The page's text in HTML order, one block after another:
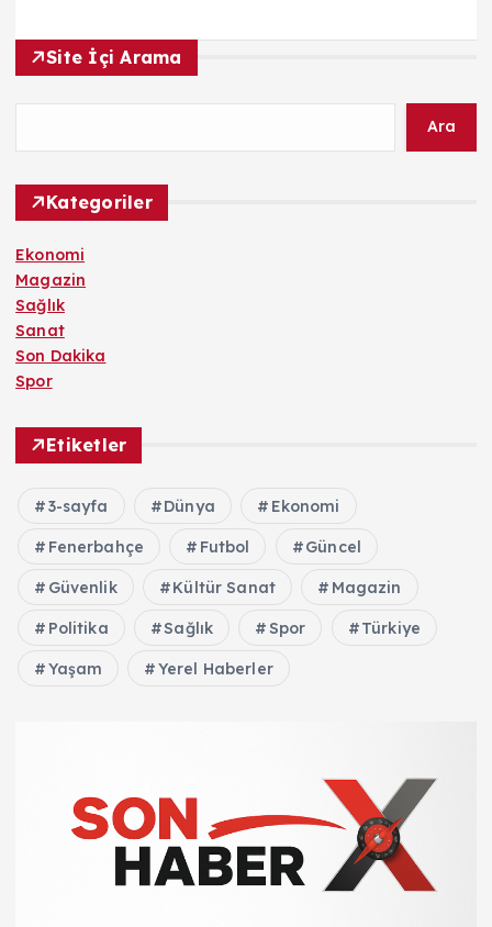
Site İçi Arama
Ara
Kategoriler
Ekonomi
Magazin
Sağlık
Sanat
Son Dakika
Spor
Etiketler
3-sayfa Dünya Ekonomi
Fenerbahçe Futbol Güncel
Güvenlik Kültür Sanat Magazin
Politika Sağlık Spor Türkiye
Yaşam Yerel Haberler